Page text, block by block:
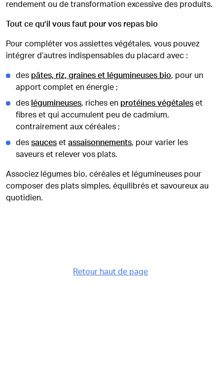
Retour haut de page
rendement ou de transformation excessive des produits.
Tout ce qu’il vous faut pour vos repas bio
Pour compléter vos assiettes végétales, vous pouvez
intégrer d’autres indispensables du placard avec :
des pâtes, riz, graines et légumineuses bio, pour un
apport complet en énergie ;
des légumineuses, riches en protéines végétales et
fibres et qui accumulent peu de cadmium,
contrairement aux céréales ;
des sauces et assaisonnements, pour varier les
saveurs et relever vos plats.
Associez légumes bio, céréales et légumineuses pour
composer des plats simples, équilibrés et savoureux au
quotidien.